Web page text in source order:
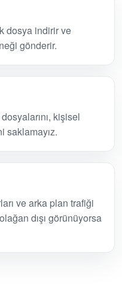
dosya indirir ve
gönderir.
kişisel
saklamayız.
ve arka plan trafiği
dışı görünüyorsa